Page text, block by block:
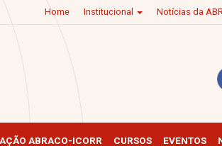
Home Institucional Notícias da
ABRACO-ICORR CURSOS EVENTOS